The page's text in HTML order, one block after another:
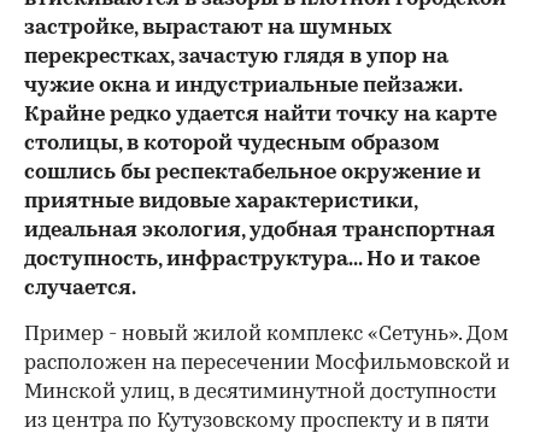
застройке, вырастают на шумных
перекрестках, зачастую глядя в упор на
чужие окна и индустриальные пейзажи.
Крайне редко удается найти точку на карте
столицы, в которой чудесным образом
сошлись бы респектабельное окружение и
приятные видовые характеристики,
идеальная экология, удобная транспортная
доступность, инфраструктура... Но и такое
случается.
Пример - новый жилой комплекс «Сетунь». Дом
расположен на пересечении Мосфильмовской и
Минской улиц, в десятиминутной доступности
из центра по Кутузовскому проспекту и в пяти